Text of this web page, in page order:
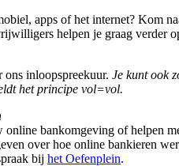
apps of het internet? Kom
helpen je graag verder
ons inloopspreekuur. Je kunt ook
het principe vol=vol.
bankomgeving of helpen
over hoe online bankieren
bij het Oefenplein.